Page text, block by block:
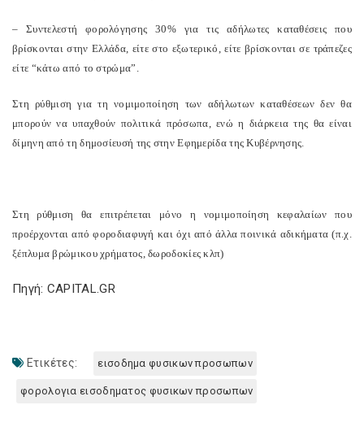
– Συντελεστή φορολόγησης 30% για τις αδήλωτες καταθέσεις που
βρίσκονται στην Ελλάδα, είτε στο εξωτερικό, είτε βρίσκονται σε τράπεζες
είτε “κάτω από το στρώμα”.
Στη ρύθμιση για τη νομιμοποίηση των αδήλωτων καταθέσεων δεν θα
μπορούν να υπαχθούν πολιτικά πρόσωπα, ενώ η διάρκεια της θα είναι
δίμηνη από τη δημοσίευσή της στην Εφημερίδα της Κυβέρνησης.
Στη ρύθμιση θα επιτρέπεται μόνο η νομιμοποίηση κεφαλαίων που
προέρχονται από φοροδιαφυγή και όχι από άλλα ποινικά αδικήματα (π.χ.
ξέπλυμα βρώμικου χρήματος, δωροδοκίες κλπ)
Πηγή: CAPITAL.GR
Ετικέτες: εισοδημα φυσικων προσωπων
φορολογια εισοδηματος φυσικων προσωπων